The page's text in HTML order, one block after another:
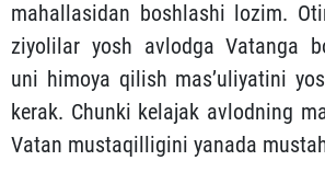
mahallasidan boshlashi lozim.
ziyolilar yosh avlodga Vatanga
uni himoya qilish mas’uliyatini
kerak. Chunki kelajak avlodning
Vatan mustaqilligini yanada